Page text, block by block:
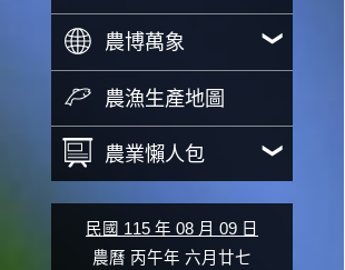
農博萬象
農漁生產地圖
農業懶人包
民國 115 年 08 月 09 日
農曆 丙午年 六月廿七